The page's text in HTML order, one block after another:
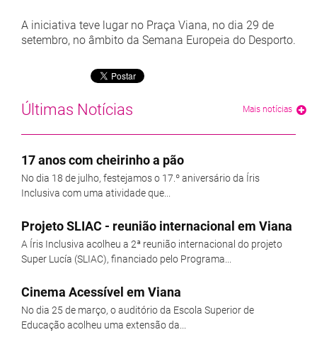
A iniciativa teve lugar no Praça Viana, no dia 29 de
setembro, no âmbito da Semana Europeia do Desporto.
Últimas Notícias
17 anos com cheirinho a pão
No dia 18 de julho, festejamos o 17.º aniversário da Íris
Inclusiva com uma atividade que...
Projeto SLIAC - reunião internacional em Viana
A Íris Inclusiva acolheu a 2ª reunião internacional do projeto
Super Lucía (SLIAC), financiado pelo Programa...
Cinema Acessível em Viana
No dia 25 de março, o auditório da Escola Superior de
Educação acolheu uma extensão da...
Mais notícias